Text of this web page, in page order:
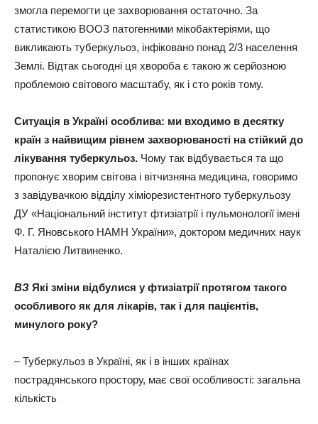
змогла перемогти це захворювання остаточно. За
статистикою ВООЗ патогенними мікобактеріями, що
викликають туберкульоз, інфіковано понад 2/3 населення
Землі. Відтак сьогодні ця хвороба є такою ж серйозною
проблемою світового масштабу, як і сто років тому.
Ситуація в Україні особлива: ми входимо в десятку
країн з найвищим рівнем захворюваності на стійкий до
лікування туберкульоз. Чому так відбувається та що
пропонує хворим світова і вітчизняна медицина, говоримо
з завідувачкою відділу хіміорезистентного туберкульозу
ДУ «Національний інститут фтизіатрії і пульмонології імені
Ф. Г. Яновського НАМН України», доктором медичних наук
Наталією Литвиненко.
ВЗ Які зміни відбулися у фтизіатрії протягом такого
особливого як для лікарів, так і для пацієнтів,
минулого року?
– Туберкульоз в Україні, як і в інших країнах
пострадянського простору, має свої особливості: загальна
кількість